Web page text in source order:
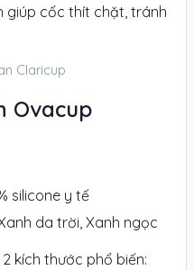
giúp cốc thít chặt, tránh
Claricup
Ovacup
silicone y tế
da trời, Xanh ngọc
kích thước phổ biến: